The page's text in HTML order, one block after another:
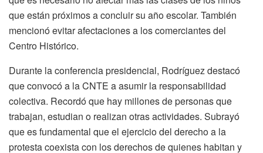
que están próximos a concluir su año escolar. También
mencionó evitar afectaciones a los comerciantes del
Centro Histórico.
Durante la conferencia presidencial, Rodríguez destacó
que convocó a la CNTE a asumir la responsabilidad
colectiva. Recordó que hay millones de personas que
trabajan, estudian o realizan otras actividades. Subrayó
que es fundamental que el ejercicio del derecho a la
protesta coexista con los derechos de quienes habitan y